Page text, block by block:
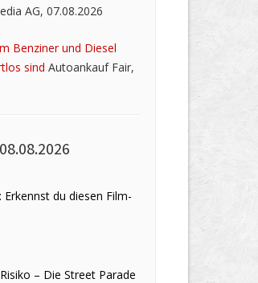
AG, 07.08.2026
Benziner und Diesel
sind Autoankauf Fair,
08.08.2026
Erkennst du diesen Film-
– Die Street Parade